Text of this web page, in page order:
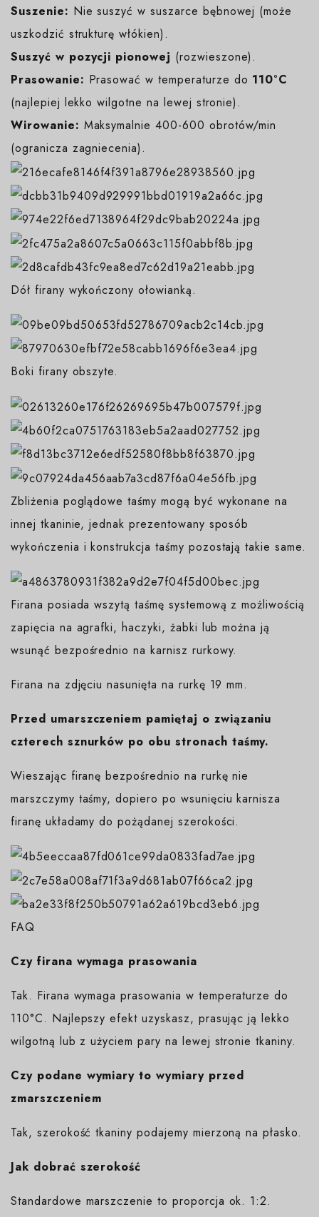
Suszenie: Nie suszyć w suszarce bębnowej (może
uszkodzić strukturę włókien).
Suszyć w pozycji pionowej (rozwieszone).
Prasowanie: Prasować w temperaturze do 110°C
(najlepiej lekko wilgotne na lewej stronie).
Wirowanie: Maksymalnie 400-600 obrotów/min
(ogranicza zagniecenia).
Dół firany wykończony ołowianką.
Boki firany obszyte.
Zbliżenia poglądowe taśmy mogą być wykonane na
innej tkaninie, jednak prezentowany sposób
wykończenia i konstrukcja taśmy pozostają takie same.
Firana posiada wszytą taśmę systemową z możliwością
zapięcia na agrafki, haczyki, żabki lub można ją
wsunąć bezpośrednio na karnisz rurkowy.
Firana na zdjęciu nasunięta na rurkę 19 mm.
Przed umarszczeniem pamiętaj o związaniu
czterech sznurków po obu stronach taśmy.
Wieszając firanę bezpośrednio na rurkę nie
marszczymy taśmy, dopiero po wsunięciu karnisza
firanę układamy do pożądanej szerokości.
FAQ
Czy firana wymaga prasowania
Tak. Firana wymaga prasowania w temperaturze do
110°C. Najlepszy efekt uzyskasz, prasując ją lekko
wilgotną lub z użyciem pary na lewej stronie tkaniny.
Czy podane wymiary to wymiary przed
zmarszczeniem
Tak, szerokość tkaniny podajemy mierzoną na płasko.
Jak dobrać szerokość
Standardowe marszczenie to proporcja ok. 1:2.